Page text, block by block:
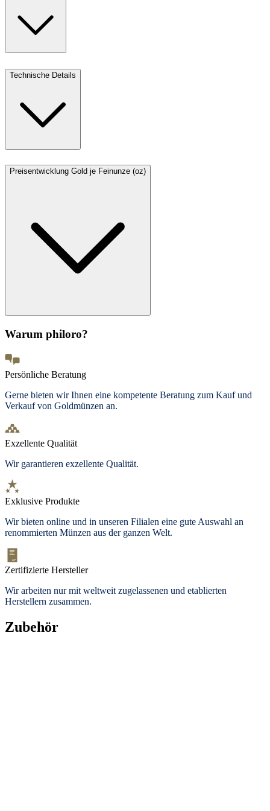
Technische Details
Preisentwicklung Gold je Feinunze (oz)
Warum philoro?
Persönliche Beratung
Gerne bieten wir Ihnen eine kompetente Beratung zum Kauf und
Verkauf von Goldmünzen an.
Exzellente Qualität
Wir garantieren exzellente Qualität.
Exklusive Produkte
Wir bieten online und in unseren Filialen eine gute Auswahl an
renommierten Münzen aus der ganzen Welt.
Zertifizierte Hersteller
Wir arbeiten nur mit weltweit zugelassenen und etablierten
Herstellern zusammen.
Zubehör